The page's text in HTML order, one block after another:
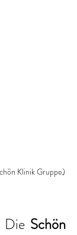
Klinik Gruppe)
Die Schön